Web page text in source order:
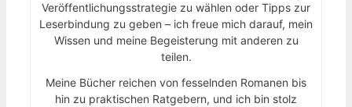
Veröffentlichungsstrategie zu wählen oder Tipps zur
Leserbindung zu geben – ich freue mich darauf, mein
Wissen und meine Begeisterung mit anderen zu
teilen.
Meine Bücher reichen von fesselnden Romanen bis
hin zu praktischen Ratgebern, und ich bin stolz